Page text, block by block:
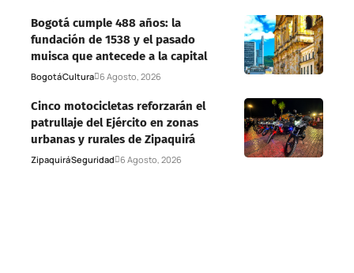
Bogotá cumple 488 años: la
fundación de 1538 y el pasado
muisca que antecede a la capital
BogotáCultura 6 Agosto, 2026
Cinco motocicletas reforzarán el
patrullaje del Ejército en zonas
urbanas y rurales de Zipaquirá
ZipaquiráSeguridad 6 Agosto, 2026